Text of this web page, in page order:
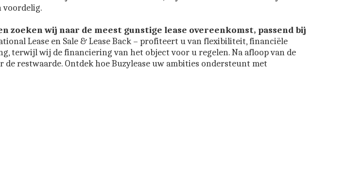
voordelig.
zoeken wij naar de meest gunstige lease overeenkomst, passend bij
Lease en Sale & Lease Back – profiteert u van flexibiliteit, financiële
terwijl wij de financiering van het object voor u regelen. Na afloop van de
restwaarde. Ontdek hoe Buzylease uw ambities ondersteunt met